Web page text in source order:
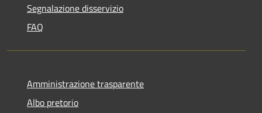
Segnalazione disservizio
FAQ
Amministrazione trasparente
Albo pretorio